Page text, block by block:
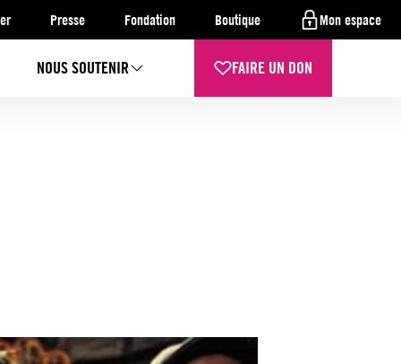
Presse Fondation Boutique Mon espace
NOUS SOUTENIR FAIRE UN DON